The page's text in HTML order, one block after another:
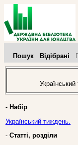
Пошук Відібрані
- Набір
Український тиждень.
- Статті, розділи